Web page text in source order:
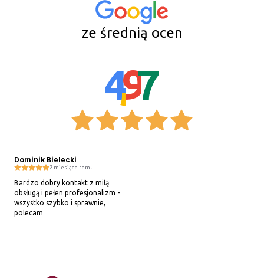
ze średnią ocen
4
,
97
Dominik Bielecki
2 miesiące temu
Bardzo dobry kontakt z miłą
obsługą i pełen profesjonalizm -
wszystko szybko i sprawnie,
polecam